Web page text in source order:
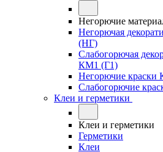
Негорючие
Негорючая
(НГ)
Слабогорючая
КМ1 (Г1)
Негорючие
Слабогорючие
Клеи и герметики
Клеи и герметики
Герметики
Клеи